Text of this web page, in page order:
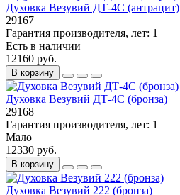
Духовка Везувий ДТ-4С (антрацит)
29167
Гарантия производителя, лет: 1
Есть в наличии
12160 руб.
В корзину
Духовка Везувий ДТ-4С (бронза)
29168
Гарантия производителя, лет: 1
Мало
12330 руб.
В корзину
Духовка Везувий 222 (бронза)